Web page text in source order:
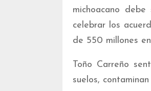
michoacano
celebrar los
de 550 millones
Toño Carreño
suelos,